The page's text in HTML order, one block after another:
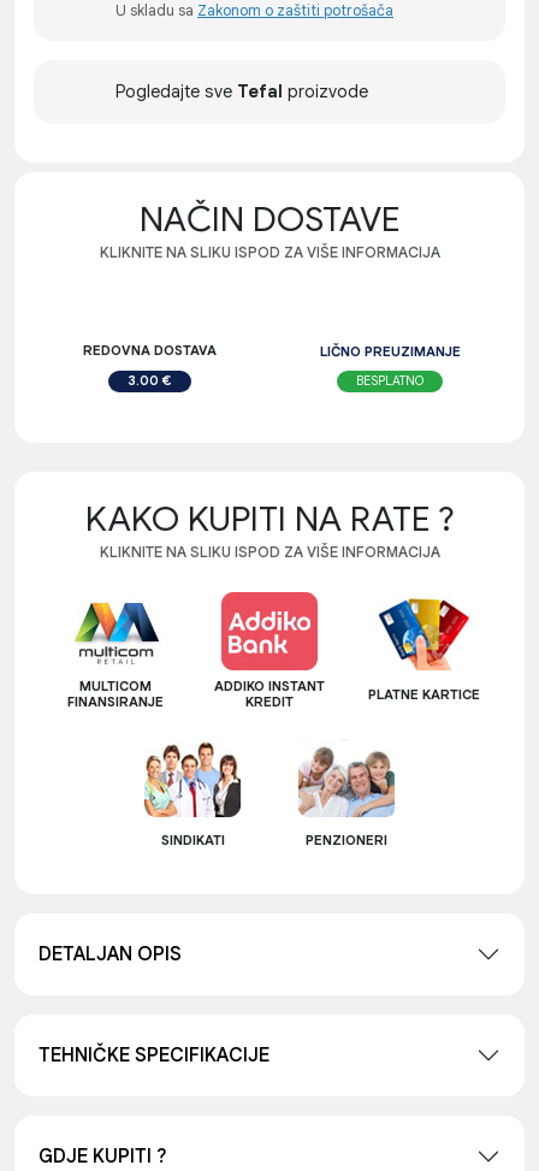
U skladu sa Zakonom o zaštiti potrošača
Pogledajte sve Tefal proizvode
NAČIN DOSTAVE
KLIKNITE NA SLIKU ISPOD ZA VIŠE INFORMACIJA
REDOVNA DOSTAVA
3.00 €
LIČNO PREUZIMANJE
BESPLATNO
KAKO KUPITI NA RATE ?
KLIKNITE NA SLIKU ISPOD ZA VIŠE INFORMACIJA
MULTICOM
FINANSIRANJE
ADDIKO INSTANT
KREDIT
PLATNE KARTICE
SINDIKATI PENZIONERI
DETALJAN OPIS
TEHNIČKE SPECIFIKACIJE
GDJE KUPITI ?